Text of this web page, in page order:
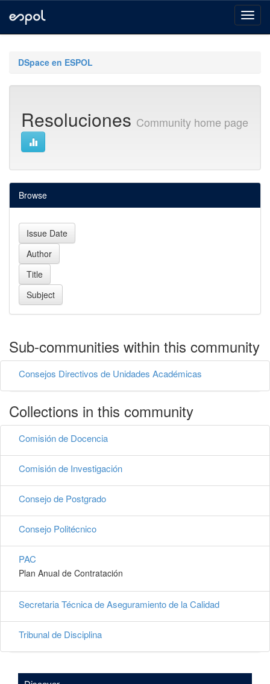
navigationDSpace en ESPOL
Resoluciones Community home page
Browse
Sub-communities within this community
Consejos Directivos de Unidades Académicas
Collections in this community
Comisión de Docencia
Comisión de Investigación
Consejo de Postgrado
Consejo Politécnico
PAC
Plan Anual de Contratación
Secretaria Técnica de Aseguramiento de la Calidad
Tribunal de Disciplina